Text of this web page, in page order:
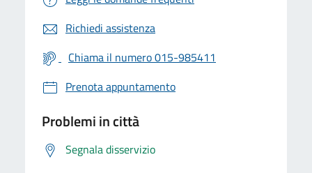
Richiedi assistenza
Chiama il numero 015-985411
Prenota appuntamento
Problemi in città
Segnala disservizio